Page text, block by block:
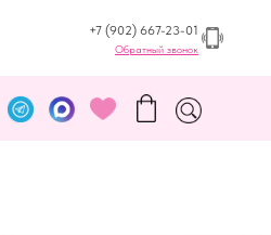
+7 (902) 667-23-01
Обратный звонок